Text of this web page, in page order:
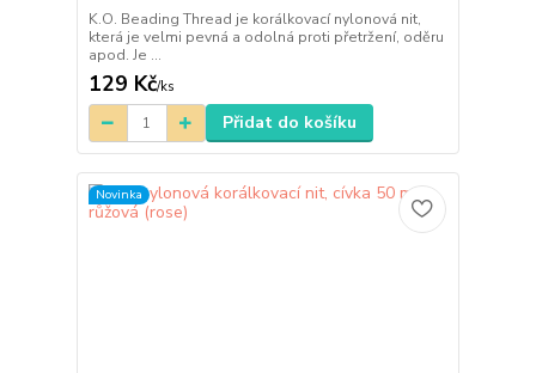
K.O. Beading Thread je korálkovací nylonová nit,
která je velmi pevná a odolná proti přetržení, oděru
apod. Je ...
129 Kč/ks
Přidat do košíku
Novinka